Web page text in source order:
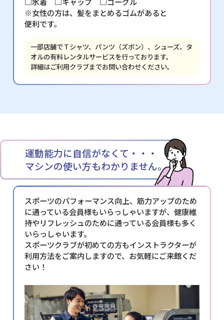
※女性の方は、髪をまとめるゴムがあると
便利です。
一部店舗でＴシャツ、パンツ（ズボン）、シューズ、タ
オルの有料レンタルサービスを行っております。
詳細はご利用クラブまでお問い合わせください。
運動能力に自信がなくて・・・
マシンの使い方もわかりません。
スポーツのパフォーマンス向上、筋力アップのため
に通っている会員様もいらっしゃいますが、健康維
持やリフレッシュのために通っている会員様も多く
いらっしゃいます。
スポーツクラブが初めての方もインストラクターが
利用方法をご案内しますので、お気軽にご来館くだ
さい！